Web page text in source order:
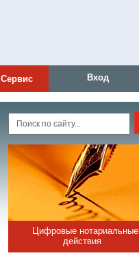
Сервис Вход
Цифровые нотариальные
действия